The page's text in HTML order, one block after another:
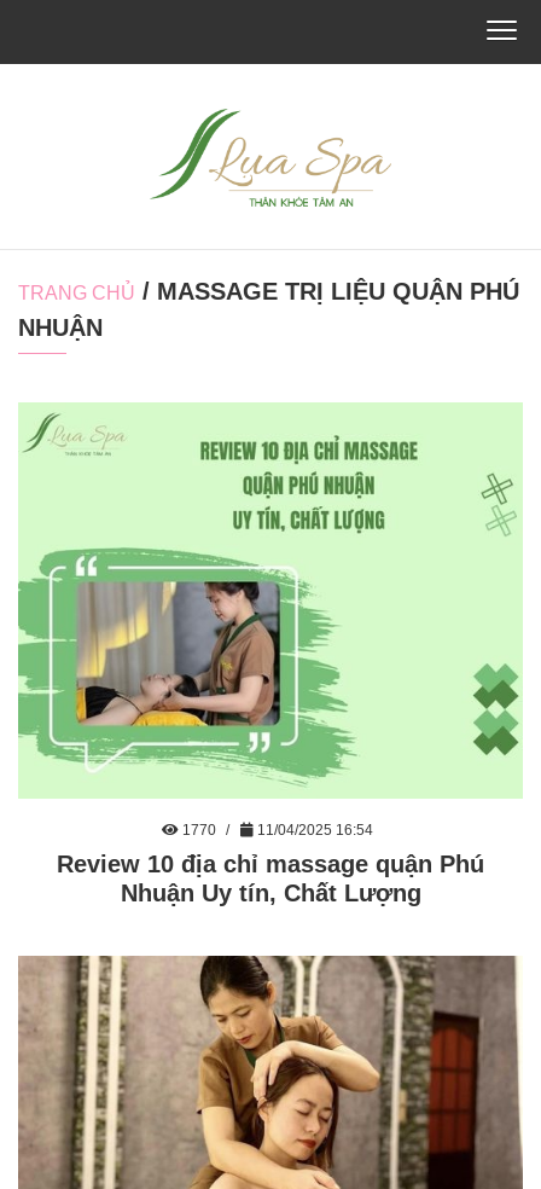
TRANG CHỦ / MASSAGE TRỊ LIỆU QUẬN PHÚ
NHUẬN
1770 11/04/2025 16:54
Review 10 địa chỉ massage quận Phú
Nhuận Uy tín, Chất Lượng